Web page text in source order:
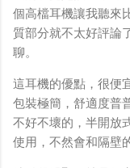
個高檔耳機讓我聽來
質部分就不太好評論
聊。
這耳機的優點，很便
包裝極簡，舒適度普
不好不壞的，半開放
使用，不然會和隔壁